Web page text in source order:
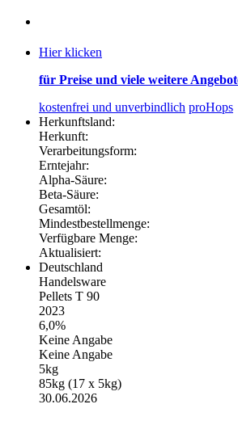
Hier klicken
für Preise und viele weitere
kostenfrei und unverbindlich proHops
Herkunftsland:
Herkunft:
Verarbeitungsform:
Erntejahr:
Alpha-Säure:
Beta-Säure:
Gesamtöl:
Mindestbestellmenge:
Verfügbare Menge:
Aktualisiert:
Deutschland
Handelsware
Pellets T 90
2023
6,0%
Keine Angabe
Keine Angabe
5kg
85kg (17 x 5kg)
30.06.2026